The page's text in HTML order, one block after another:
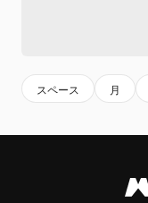
スペース 月